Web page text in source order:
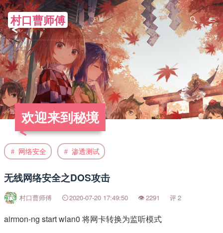
村口曹师傅 ≡
欢迎来到秘境
网络安全 渗透测试
无线网络安全之DOS攻击
村口曹师傅 2020-07-20 17:49:50 2291 2
airmon-ng start wlan0 将网卡转换为监听模式